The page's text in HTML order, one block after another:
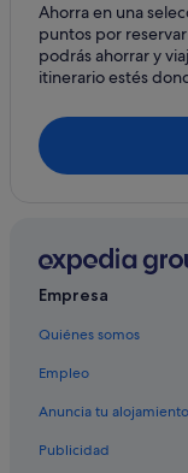
Hoteles que
Hoteles de 5
Hoteles cerca de
Hoteles que
Residences en La
Chalets en La
Hoteles de lujo
Casas de campo
B&B en Orihuela
La Zenia hoteles
Ahorra en una
puntos por
podrás ahorrar y
itinerario estés
Empresa
Quiénes somos
Empleo
Anuncia tu alojamiento
Publicidad